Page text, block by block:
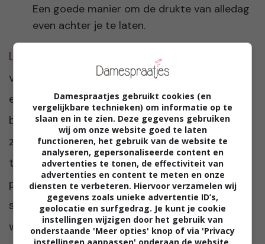
Een goede manier om de drukte van alledag
even achter je te laten.
Lisanne Teeuwen (55)
, moeder van twee
volwassen dochters, leerkracht Taalklas op
een basisschool, (inval)leerkracht
basisonderwijs en daarnaast nog steeds op
zoek naar die ene uitdagende, bij haar
talenten passende baan. Een veelheid van
passies en hobby’s maken dat ze zich geen
seconde verveelt. Op sportief gebied:
wandelen, fietsen en roeien. Creatief: kleding
Damespraatjes gebruikt cookies (en
vergelijkbare technieken) om informatie op te
slaan en in te zien. Deze gegevens gebruiken
wij om onze website goed te laten
functioneren, het gebruik van de website te
analyseren, gepersonaliseerde content en
advertenties te tonen, de effectiviteit van
advertenties en content te meten en onze
diensten te verbeteren. Hiervoor verzamelen wij
gegevens zoals unieke advertentie ID’s,
geolocatie en surfgedrag. Je kunt je cookie
instellingen wijzigen door het gebruik van
onderstaande 'Meer opties' knop of via 'Privacy